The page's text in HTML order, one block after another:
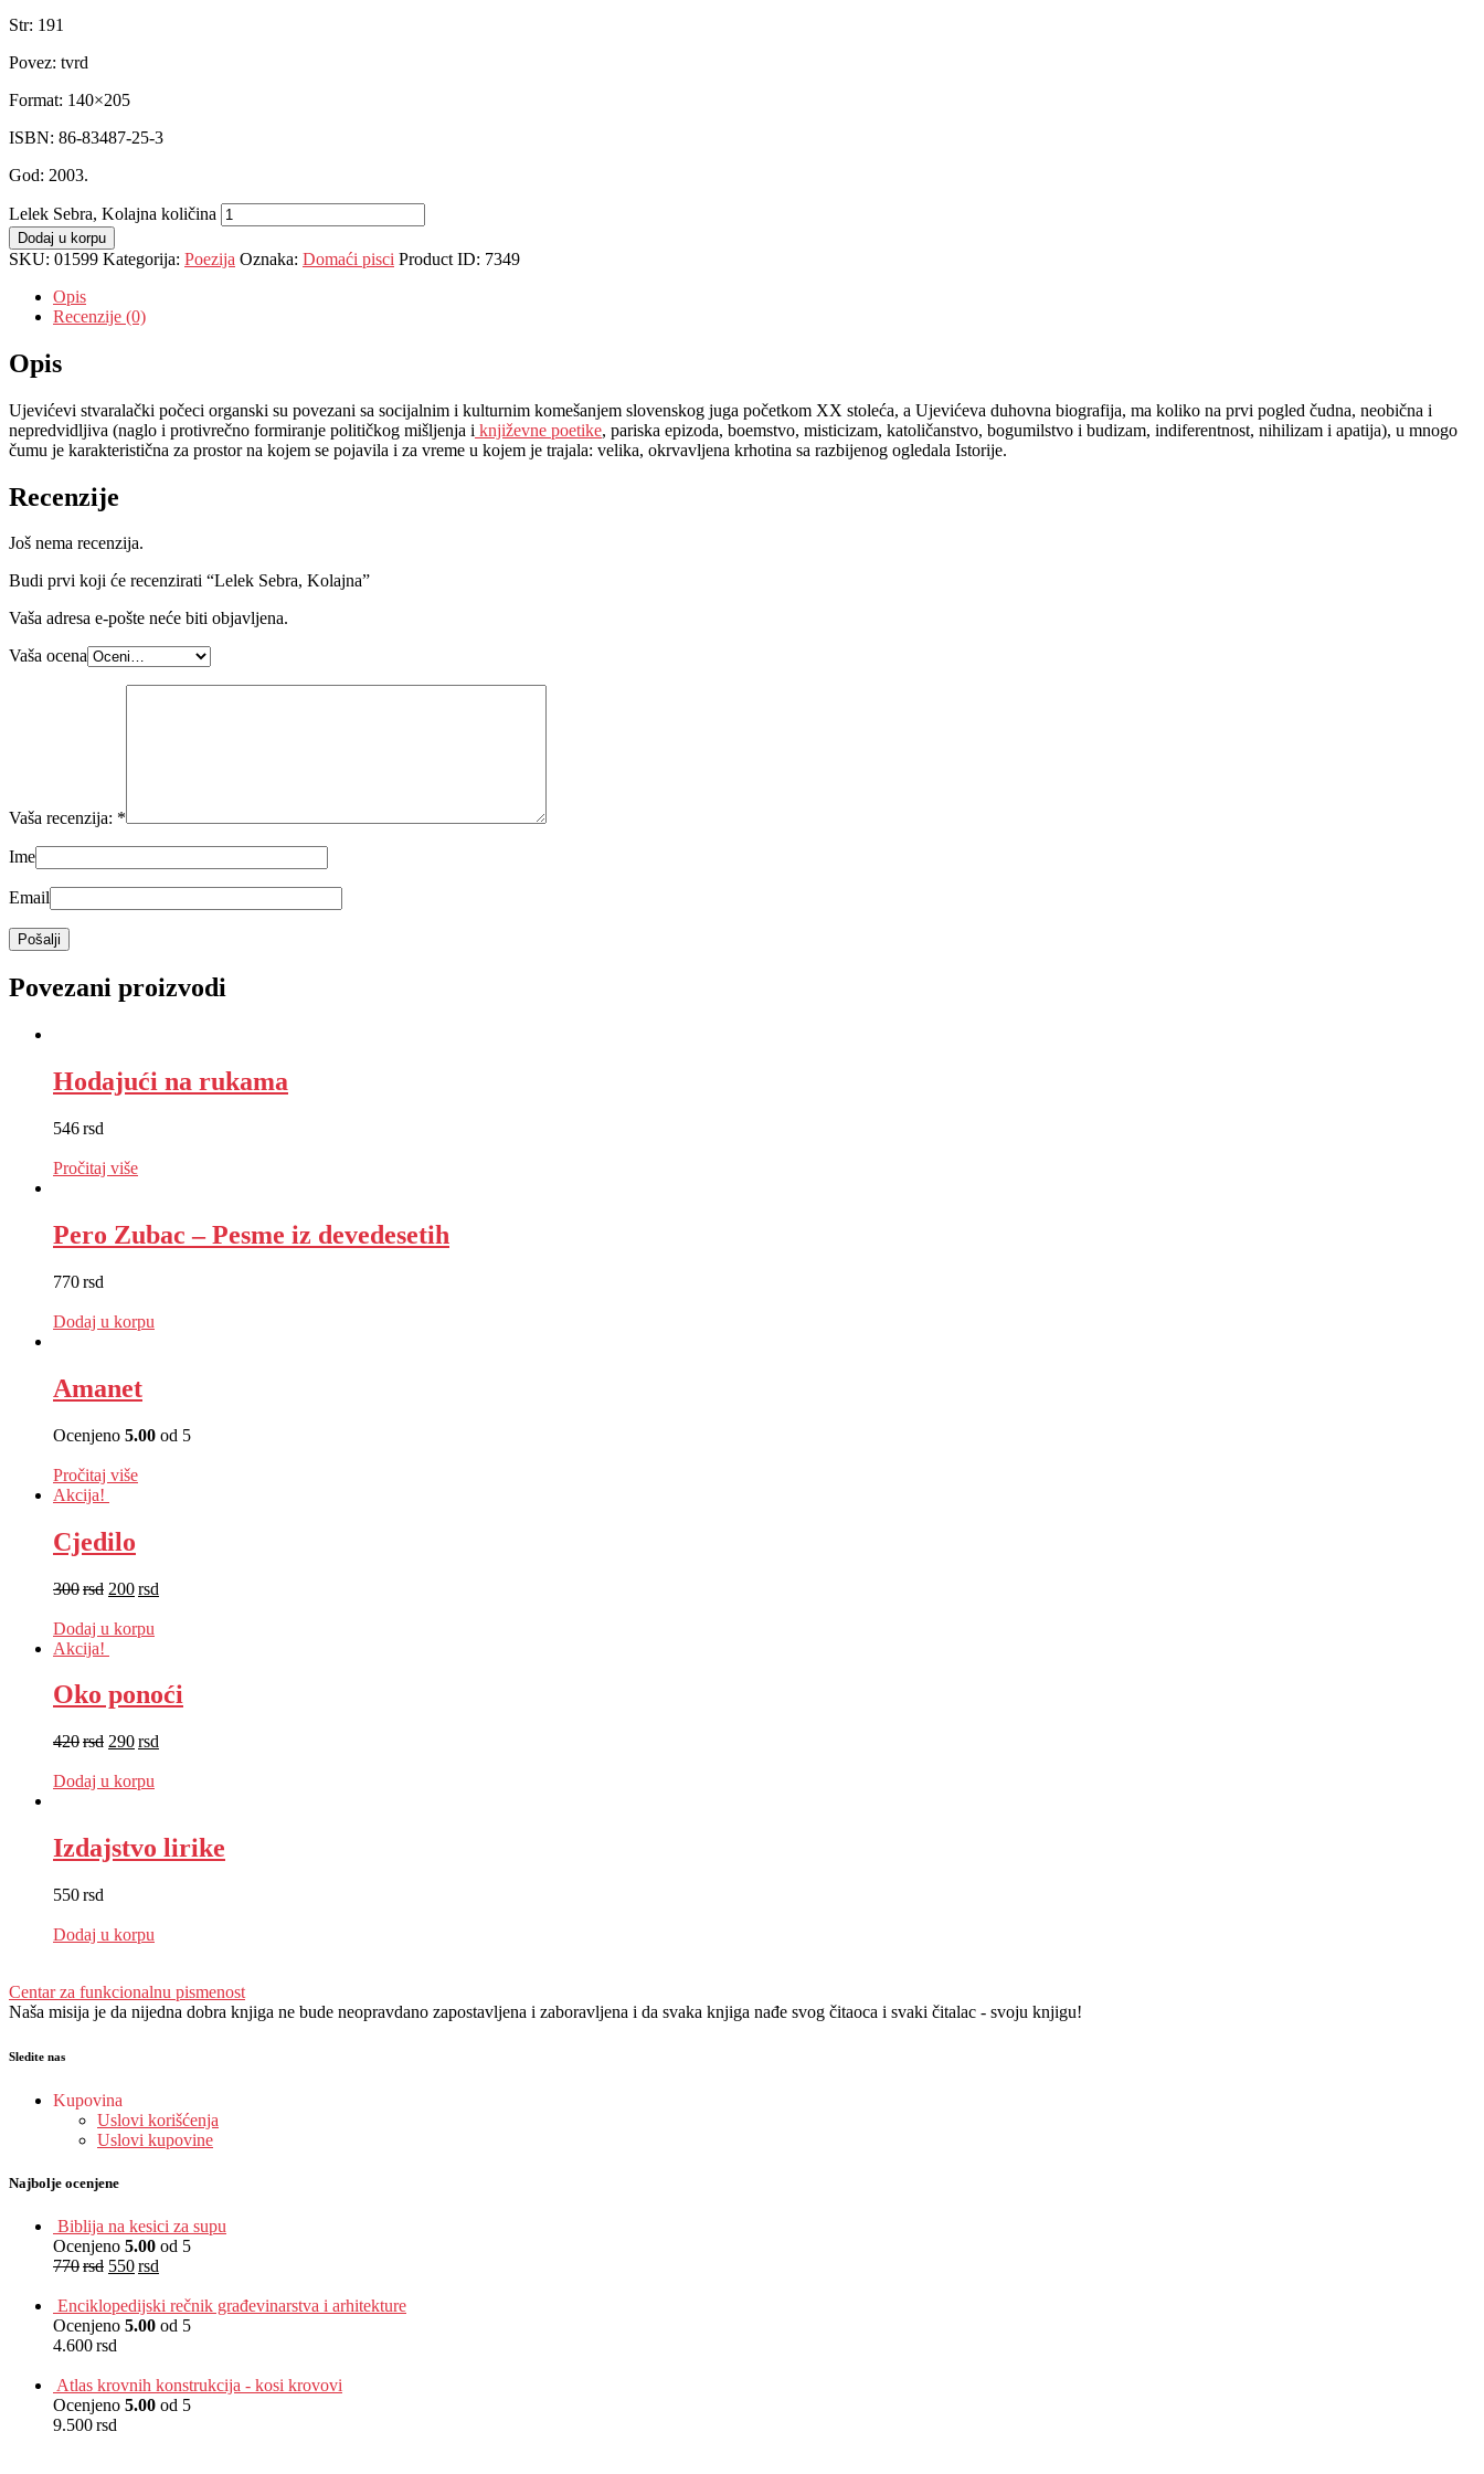
Str: 191
Povez: tvrd
Format: 140×205
ISBN: 86-83487-25-3
God: 2003.
Lelek Sebra, Kolajna količina
Dodaj u korpu
SKU: 01599 Kategorija: Poezija Oznaka: Domaći pisci Product ID: 7349
Opis
Recenzije (0)
Opis
Ujevićevi stvaralački počeci organski su povezani sa socijalnim i kulturnim komešanjem slovenskog juga početkom XX stoleća, a Ujevićeva duhovna biografija, ma koliko na prvi pogled čudna, neobična i
nepredvidljiva (naglo i protivrečno formiranje političkog mišljenja i književne poetike, pariska epizoda, boemstvo, misticizam, katoličanstvo, bogumilstvo i budizam, indiferentnost, nihilizam i apatija), u mnogo
čumu je karakteristična za prostor na kojem se pojavila i za vreme u kojem je trajala: velika, okrvavljena krhotina sa razbijenog ogledala Istorije.
Recenzije
Još nema recenzija.
Budi prvi koji će recenzirati “Lelek Sebra, Kolajna”
Vaša adresa e-pošte neće biti objavljena.
Vaša ocena
Vaša recenzija: *
Ime
Email
Povezani proizvodi
Hodajući na rukama
546rsd
Pročitaj više
Pero Zubac – Pesme iz devedesetih
770rsd
Dodaj u korpu
Amanet
Ocenjeno 5.00 od 5
Pročitaj više
Akcija!
Cjedilo
300rsd 200rsd
Dodaj u korpu
Akcija!
Oko ponoći
420rsd 290rsd
Dodaj u korpu
Izdajstvo lirike
550rsd
Dodaj u korpu
Centar za funkcionalnu pismenost
Naša misija je da nijedna dobra knjiga ne bude neopravdano zapostavljena i zaboravljena i da svaka knjiga nađe svog čitaoca i svaki čitalac - svoju knjigu!
Sledite nas
Kupovina
Uslovi korišćenja
Uslovi kupovine
Najbolje ocenjene
Biblija na kesici za supu
Ocenjeno 5.00 od 5
770rsd 550rsd
Enciklopedijski rečnik građevinarstva i arhitekture
Ocenjeno 5.00 od 5
4.600rsd
Atlas krovnih konstrukcija - kosi krovovi
Ocenjeno 5.00 od 5
9.500rsd